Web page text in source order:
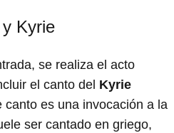
Kyrie
se realiza el acto
el canto del Kyrie
canto es una invocación a la
ser cantado en griego,